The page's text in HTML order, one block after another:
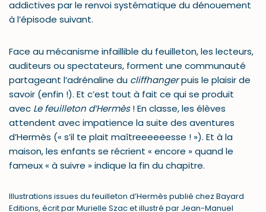
addictives par le renvoi systématique du dénouement
à l’épisode suivant.
Face au mécanisme infaillible du feuilleton, les lecteurs,
auditeurs ou spectateurs, forment une communauté
partageant l’adrénaline du cliffhangerpuis le plaisir de
savoir (enfin !). Et c’est tout à fait ce qui se produit
avec Le feuilleton d’Hermès! En classe, les élèves
attendent avec impatience la suite des aventures
d’Hermès (« s’il te plait maîtreeeeeesse ! »). Et à la
maison, les enfants se récrient « encore » quand le
fameux « à suivre » indique la fin du chapitre.
Illustrations issues du feuilleton d’Hermès publié chez Bayard
Editions, écrit par Murielle Szac et illustré par Jean-Manuel